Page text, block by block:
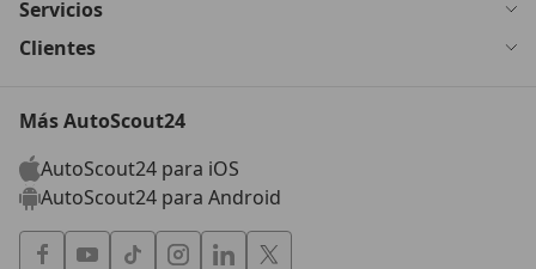
Servicios
Clientes
Más AutoScout24
AutoScout24 para iOS
AutoScout24 para Android